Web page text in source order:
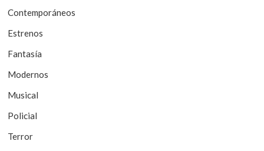
n
t
r
a
d
a
s
Contemporáneos
Estrenos
Fantasía
Modernos
Musical
Policial
Terror